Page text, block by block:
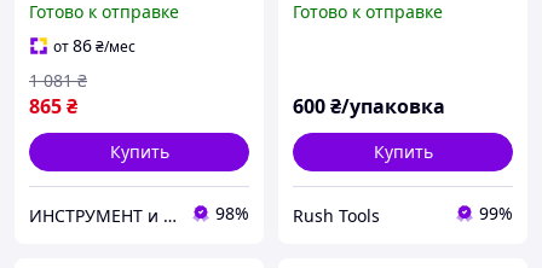
Набор 100 шт
Готово к отправке
от86₴/мес
865₴
1 081 ₴
Купить
ИНСТРУМЕНТ и МЕТИЗЫ 98%
Готово к отправке
600₴/упаковка
Купить
Rush Tools 99%